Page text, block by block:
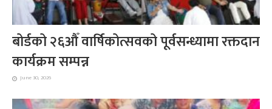
बोर्डको २६औँ वार्षिकोत्सवको पूर्वसन्ध्यामा रक्तदान
कार्यक्रम सम्पन्न
June 30, 2026